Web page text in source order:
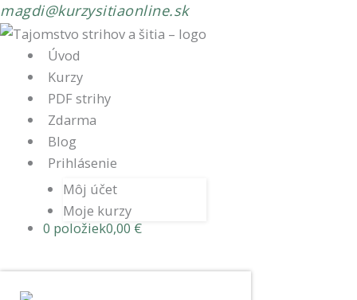
magdi@kurzysitiaonline.sk
Úvod
Kurzy
PDF strihy
Zdarma
Blog
Prihlásenie
Môj účet
Moje kurzy
0 položiek0,00 €